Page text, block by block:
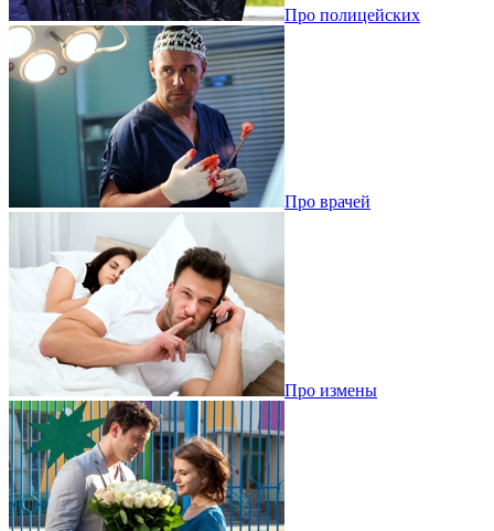
Про полицейских
Про врачей
Про измены